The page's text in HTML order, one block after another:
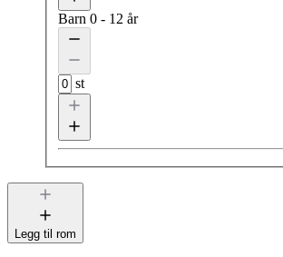
Barn 0 - 12 år
st
Legg til rom